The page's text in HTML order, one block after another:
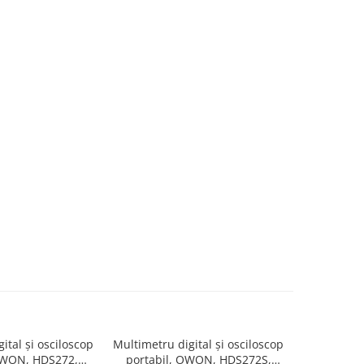
și osciloscop
HDS272,
Multimetru digital și osciloscop
portabil, OWON, HDS272S,